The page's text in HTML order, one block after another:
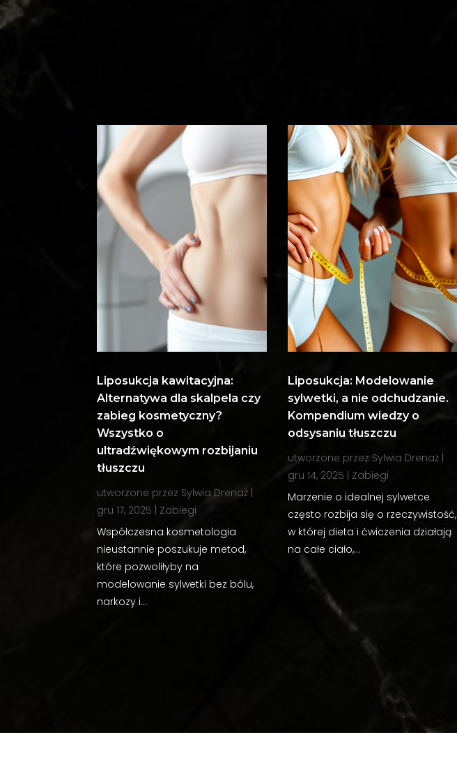
Liposukcja kawitacyjna:
Alternatywa dla skalpela czy
zabieg kosmetyczny?
Wszystko o
ultradźwiękowym rozbijaniu
tłuszczu
utworzone przez Sylwia Drenaż
gru 17, 2025
Zabiegi
Współczesna kosmetologia
nieustannie poszukuje metod,
które pozwoliłyby na
modelowanie sylwetki bez bólu,
narkozy i...
Liposukcja: Modelowanie
sylwetki, a nie odchudzanie.
Kompendium wiedzy o
odsysaniu tłuszczu
utworzone przez Sylwia Drenaż
gru 14, 2025
Zabiegi
Marzenie o idealnej sylwetce
często rozbija się o rzeczywistość,
w której dieta i ćwiczenia działają
na całe ciało,...